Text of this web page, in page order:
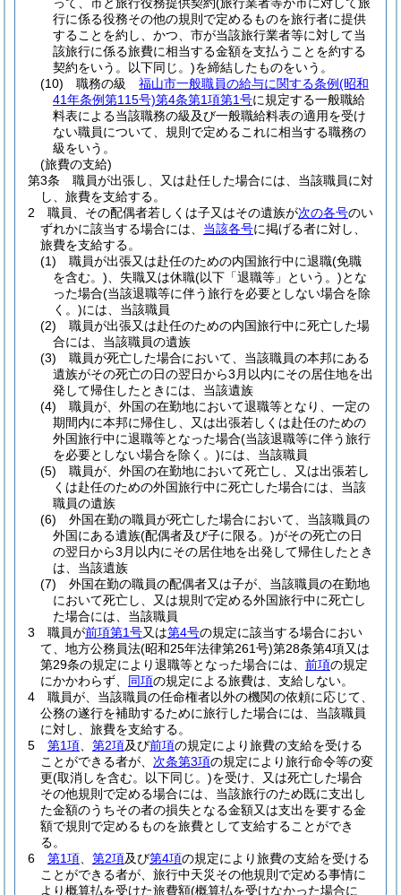
行に係る役務その他の規則で定めるものを旅行者に提供
することを約し、かつ、市が当該旅行業者等に対して当
該旅行に係る旅費に相当する金額を支払うことを約する
契約をいう。以下同じ。)を締結したものをいう。
(10)
職務の級 福山市一般職員の給与に関する条例(昭和
41年条例第115号)第4条第1項第1号に規定する一般職給
料表による当該職務の級及び一般職給料表の適用を受け
ない職員について、規則で定めるこれに相当する職務の
級をいう。
(旅費の支給)
第3条
職員が出張し、又は赴任した場合には、当該職員に対
し、旅費を支給する。
2
職員、その配偶者若しくは子又はその遺族が次の各号のい
ずれかに該当する場合には、 当該各号に掲げる者に対し、
旅費を支給する。
(1)
職員が出張又は赴任のための内国旅行中に退職(免職
を含む。) 、失職又は休職(以下「退職等」という。)とな
った場合(当該退職等に伴う旅行を必要としない場合を除
く。)には、当該職員
(2)
職員が出張又は赴任のための内国旅行中に死亡した場
合には、当該職員の遺族
(3)
職員が死亡した場合において、当該職員の本邦にある
遺族がその死亡の日の翌日から3月以内にその居住地を出
発して帰住したときには、当該遺族
(4)
職員が、外国の在勤地において退職等となり、一定の
期間内に本邦に帰住し、又は出張若しくは赴任のための
外国旅行中に退職等となった場合(当該退職等に伴う旅行
を必要としない場合を除く。)には、当該職員
(5)
職員が、外国の在勤地において死亡し、又は出張若し
くは赴任のための外国旅行中に死亡した場合には、当該
職員の遺族
(6)
外国在勤の職員が死亡した場合において、当該職員の
外国にある遺族(配偶者及び子に限る。)がその死亡の日
の翌日から3月以内にその居住地を出発して帰住したとき
は、当該遺族
(7)
外国在勤の職員の配偶者又は子が、当該職員の在勤地
において死亡し、又は規則で定める外国旅行中に死亡し
た場合には、当該職員
3
職員が前項第1号又は第4号の規定に該当する場合におい
て、地方公務員法(昭和25年法律第261号)第28条第4項又は
第29条の規定により退職等となった場合には、 前項の規定
にかかわらず、 同項の規定による旅費は、支給しない。
4
職員が、当該職員の任命権者以外の機関の依頼に応じて、
公務の遂行を補助するために旅行した場合には、当該職員
に対し、旅費を支給する。
5
第1項 第2項及び前項の規定により旅費の支給を受ける
ことができる者が、 次条第3項の規定により旅行命令等の変
更(取消しを含む。以下同じ。)を受け、又は死亡した場合
その他規則で定める場合には、当該旅行のため既に支出し
た金額のうちその者の損失となる金額又は支出を要する金
額で規則で定めるものを旅費として支給することができ
る。
6
第1項 第2項及び第4項の規定により旅費の支給を受ける
ことができる者が、旅行中天災その他規則で定める事情に
より概算払を受けた旅費額(概算払を受けなかった場合に